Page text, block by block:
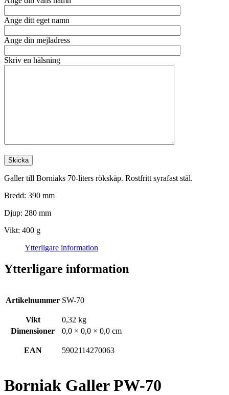
Ange ditt eget namn
Ange din mejladress
Skriv en hälsning
Galler till Borniaks 70-liters rökskåp. Rostfritt syrafast stål.
Bredd: 390 mm
Djup: 280 mm
Vikt: 400 g
Ytterligare information
Ytterligare information
Artikelnummer SW-70
Vikt
0,32 kg
Dimensioner
0,0 × 0,0 × 0,0 cm
EAN 5902114270063
Borniak Galler PW-70